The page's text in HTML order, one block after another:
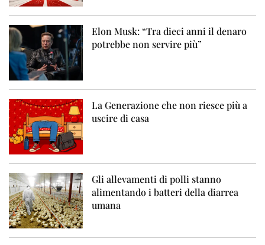
Elon Musk: “Tra dieci anni il denaro
potrebbe non servire più”
La Generazione che non riesce più a
uscire di casa
Gli allevamenti di polli stanno
alimentando i batteri della diarrea
umana